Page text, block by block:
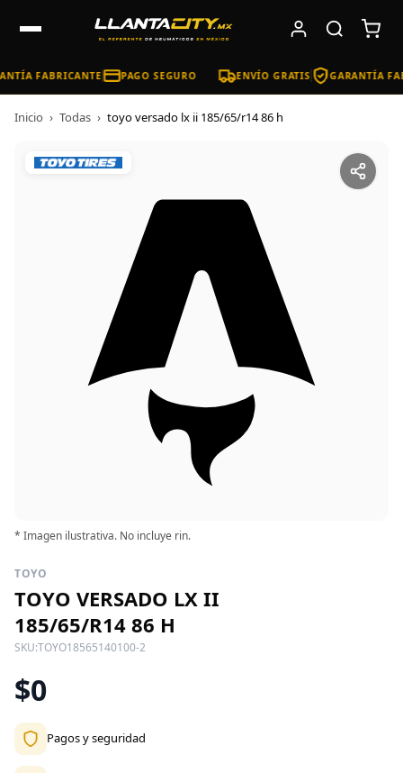
FABRICANTE PAGO SEGURO ENVÍO GRATIS GARANTÍA
Inicio › Todas › toyo versado lx ii 185/65/r14 86 h
* Imagen ilustrativa. No incluye rin.
TOYO
TOYO VERSADO LX II
185/65/R14 86 H
SKU:TOYO18565140100-2
$0
Pagos y seguridad